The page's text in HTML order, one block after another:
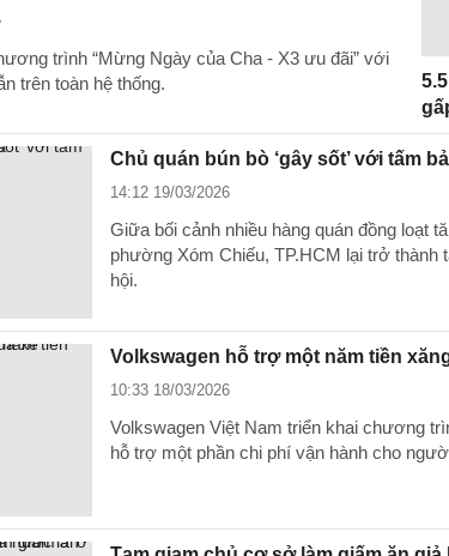
trình “Mừng Ngày của Cha - X3 ưu đãi” với
trên toàn hệ thống.
Chủ quán bún bò ‘gây sốt’ với tấm
14:12 19/03/2026
Giữa bối cảnh nhiều hàng quán đồng loạt
phường Xóm Chiếu, TP.HCM lại trở thành
hội.
Volkswagen hỗ trợ một năm tiền
10:33 18/03/2026
Volkswagen Việt Nam triển khai chương
hỗ trợ một phần chi phí vận hành cho